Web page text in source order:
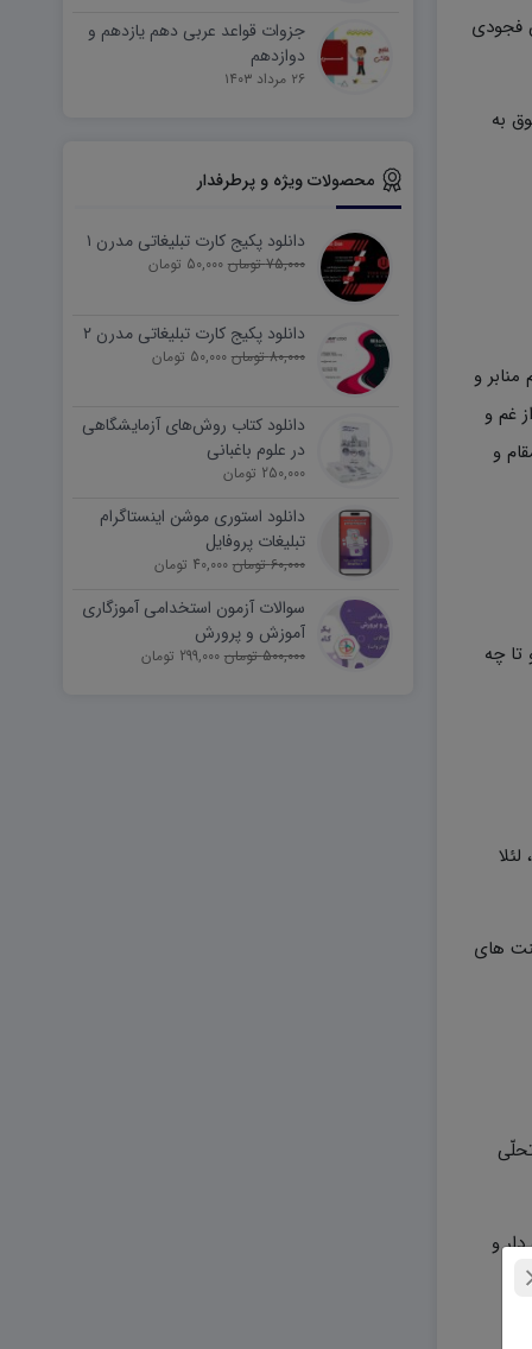
فجودی
به
و
غم و
و
تا چه
های
و
جزوات قواعد عربی دهم یازدهم و
دوازدهم
۲۶ مرداد ۱۴۰۳
محصولات ویژه و پرطرفدار
دانلود پکیج کارت تبلیغاتی مدرن ۱
75,000 تومان 50,000 تومان
دانلود پکیج کارت تبلیغاتی مدرن ۲
80,000 تومان 50,000 تومان
دانلود کتاب روش‌های آزمایشگاهی
در علوم باغبانی
250,000 تومان
دانلود استوری موشن اینستاگرام
تبلیغات پروفایل
60,000 تومان 40,000 تومان
سوالات آزمون استخدامی آموزگاری
آموزش و پرورش
500,000 تومان 299,000 تومان